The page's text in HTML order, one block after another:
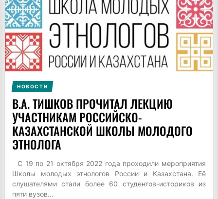
НОВОСТИ
В.А. ТИШКОВ ПРОЧИТАЛ ЛЕКЦИЮ
УЧАСТНИКАМ РОССИЙСКО-
КАЗАХСТАНСКОЙ ШКОЛЫ МОЛОДОГО
ЭТНОЛОГА
С 19 по 21 октября 2022 года проходили мероприятия
Школы молодых этнологов России и Казахстана. Её
слушателями стали более 60 студентов-историков из
пяти вузов...